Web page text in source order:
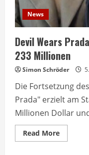
News
Devil Wears
233 Millionen
Simon Schröder
Die Fortsetzung
Prada" erzielt am
Millionen Dollar
Read MoreRead
more